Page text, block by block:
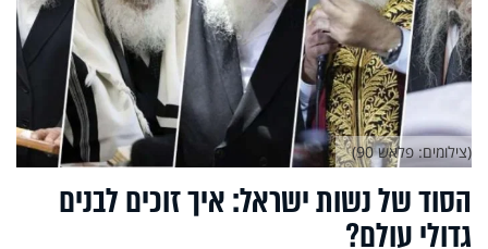
הסוד של נשות ישראל: איך זוכים לבנים
גדולי עולם?
(צילומים: פלאש 90)